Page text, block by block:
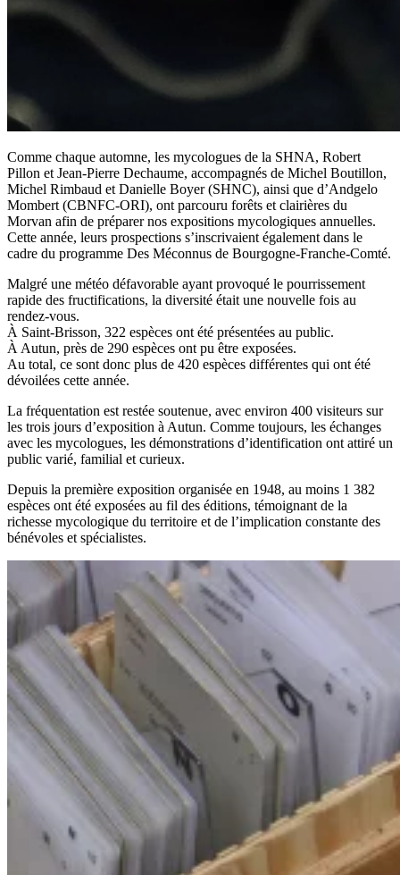
Comme chaque automne, les mycologues de la SHNA, Robert
Pillon et Jean-Pierre Dechaume, accompagnés de Michel Boutillon,
Michel Rimbaud et Danielle Boyer (SHNC), ainsi que d’Andgelo
Mombert (CBNFC-ORI), ont parcouru forêts et clairières du
Morvan afin de préparer nos expositions mycologiques annuelles.
Cette année, leurs prospections s’inscrivaient également dans le
cadre du programme Des Méconnus de Bourgogne-Franche-Comté.
Malgré une météo défavorable ayant provoqué le pourrissement
rapide des fructifications, la diversité était une nouvelle fois au
rendez-vous.
À Saint-Brisson, 322 espèces ont été présentées au public.
À Autun, près de 290 espèces ont pu être exposées.
Au total, ce sont donc plus de 420 espèces différentes qui ont été
dévoilées cette année.
La fréquentation est restée soutenue, avec environ 400 visiteurs sur
les trois jours d’exposition à Autun. Comme toujours, les échanges
avec les mycologues, les démonstrations d’identification ont attiré un
public varié, familial et curieux.
Depuis la première exposition organisée en 1948, au moins 1 382
espèces ont été exposées au fil des éditions, témoignant de la
richesse mycologique du territoire et de l’implication constante des
bénévoles et spécialistes.